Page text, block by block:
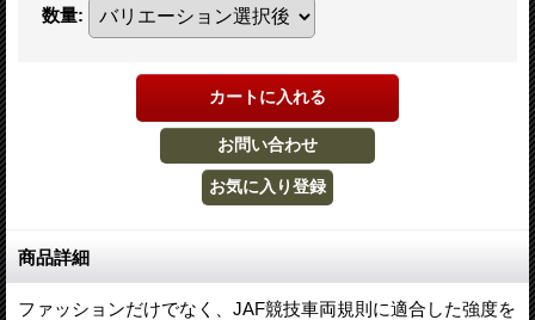
数量:
商品詳細
ファッションだけでなく、JAF競技車両規則に適合した強度を